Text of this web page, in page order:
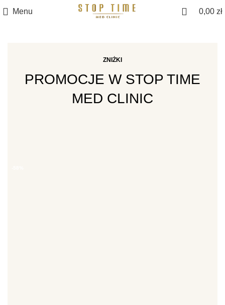
Menu 0,00 zł
ZNIŻKI
PROMOCJE W STOP TIME
MED CLINIC